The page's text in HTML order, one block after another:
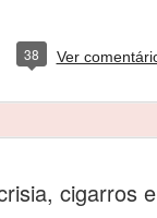
38 Ver
cigarros